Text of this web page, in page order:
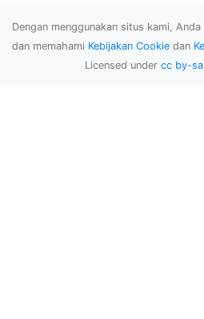
Dengan menggunakan situs kami,
dan memahami Kebijakan Cookie dan
Licensed under cc by-